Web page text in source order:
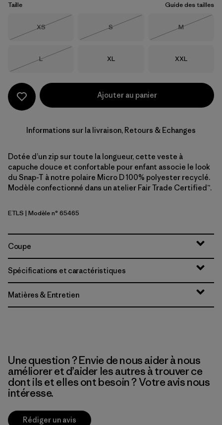
Taille Guide des tailles
Taille
XS
Taille
S
Taille
M
Taille
L
Taille
XL Taille
XXL
Ajouter au panier
Informations sur la livraison, Retours & Echanges
Dotée d’un zip sur toute la longueur, cette veste à
capuche douce et confortable pour enfant associe le look
du Snap-T à notre polaire Micro D 100% polyester recyclé.
Modèle confectionné dans un atelier Fair Trade Certified™.
Early Teal w/Shore Blue
ETLS | Modèle n° 65465
Coupe
Spécifications et caractéristiques
Matières & Entretien
Une question ? Envie de nous aider à nous
améliorer et d’aider les autres à trouver ce
dont ils et elles ont besoin ? Votre avis nous
intéresse.
Rédiger un avis